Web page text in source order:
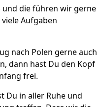
und die führen wir gerne
Aufgaben
nach Polen gerne auch
dann hast Du den Kopf
frei.
Du in aller Ruhe und